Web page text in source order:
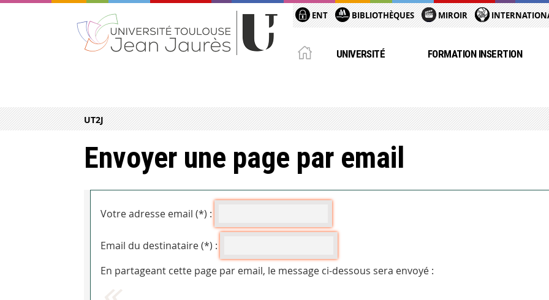
ENT BIBLIOTHÈQUES MIROIR
UNIVERSITÉ FORMATION INSERTION
UT2J
Envoyer une page par email
Votre adresse email (*) :
Email du destinataire (*) :
En partageant cette page par email, le message ci-dessous sera envoyé :